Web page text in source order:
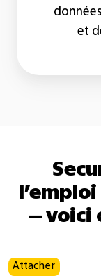
et
– voici
Attacher